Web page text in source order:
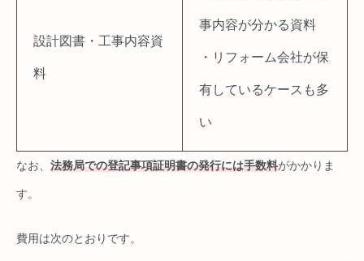
設計図書・工事内容資
料
事内容が分かる資料
・リフォーム会社が保
有しているケースも多
い
なお、 法務局での登記事項証明書の発行には手数料がかかりま
す。
費用は次のとおりです。